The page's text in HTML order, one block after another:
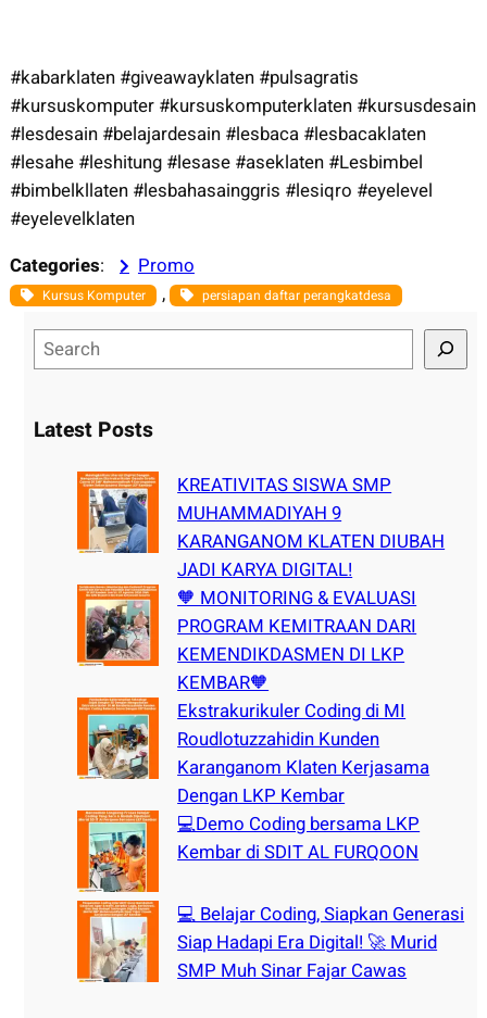
#kabarklaten #giveawayklaten #pulsagratis
#kursuskomputer #kursuskomputerklaten #kursusdesain
#lesdesain #belajardesain #lesbaca #lesbacaklaten
#lesahe #leshitung #lesase #aseklaten #Lesbimbel
#bimbelkllaten #lesbahasainggris #lesiqro #eyelevel
#eyelevelklaten
Categories: Promo
Kursus Komputer , persiapan daftar perangkatdesa
e
rLatest Posts
KREATIVITAS SISWA SMP
MUHAMMADIYAH 9
KARANGANOM KLATEN DIUBAH
JADI KARYA DIGITAL!
🧡 MONITORING & EVALUASI
PROGRAM KEMITRAAN DARI
KEMENDIKDASMEN DI LKP
KEMBAR🧡
Ekstrakurikuler Coding di MI
Roudlotuzzahidin Kunden
Karanganom Klaten Kerjasama
Dengan LKP Kembar
💻Demo Coding bersama LKP
Kembar di SDIT AL FURQOON
💻 Belajar Coding, Siapkan Generasi
Siap Hadapi Era Digital! 🚀 Murid
SMP Muh Sinar Fajar Cawas